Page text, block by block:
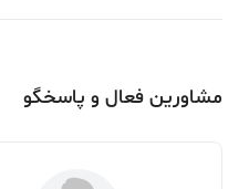
مشاورین فعال و پاسخگو